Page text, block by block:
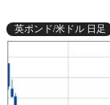
英ポンド/米ドル 日足